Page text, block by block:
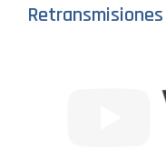
Retransmisiones